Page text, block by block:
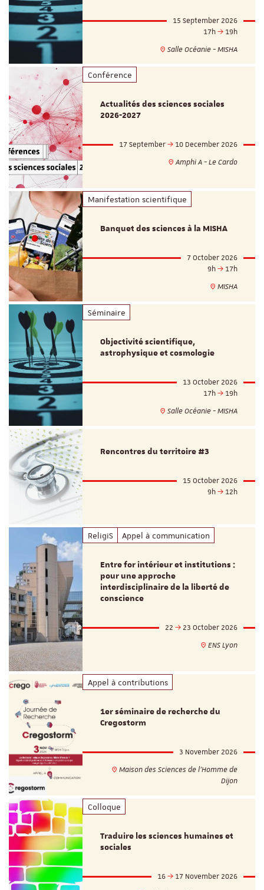
15 September 2026
17h
19h
Salle Océanie - MISHA
Conférence
Actualités des sciences sociales
2026-2027
17 September
10 December 2026
Amphi A - Le Cardo
Manifestation scientifique
Banquet des sciences à la MISHA
7 October 2026
9h
17h
MISHA
Séminaire
Objectivité scientifique,
astrophysique et cosmologie
13 October 2026
17h
19h
Salle Océanie - MISHA
Rencontres du territoire #3
15 October 2026
9h
12h
ReligiS Appel à communication
Entre for intérieur et institutions :
pour une approche
interdisciplinaire de la liberté de
conscience
22
23 October 2026
ENS Lyon
Appel à contributions
1er séminaire de recherche du
Cregostorm
3 November 2026
Maison des Sciences de l'Homme de
Dijon
Colloque
Traduire les sciences humaines et
sociales
16
17 November 2026